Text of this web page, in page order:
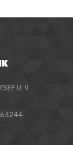
U. 9.
63244